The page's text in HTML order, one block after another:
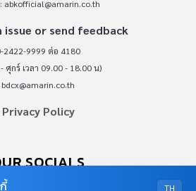
abkofficial@amarin.co.th
issue or send feedback
2422-9999 ต่อ 4180
ศุกร์ เวลา 09.00 - 18.00 น)
bdcx@amarin.co.th
Privacy Policy
SOCIALS
TH